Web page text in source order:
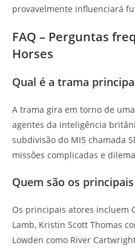
provavelmente influenciará
FAQ – Perguntas
Horses
Qual é a trama
A trama gira em torno de
agentes da inteligência
subdivisão do MI5 chamada
missões complicadas e
Quem são os
Os principais atores incluem
Lamb, Kristin Scott Thomas
Lowden como River